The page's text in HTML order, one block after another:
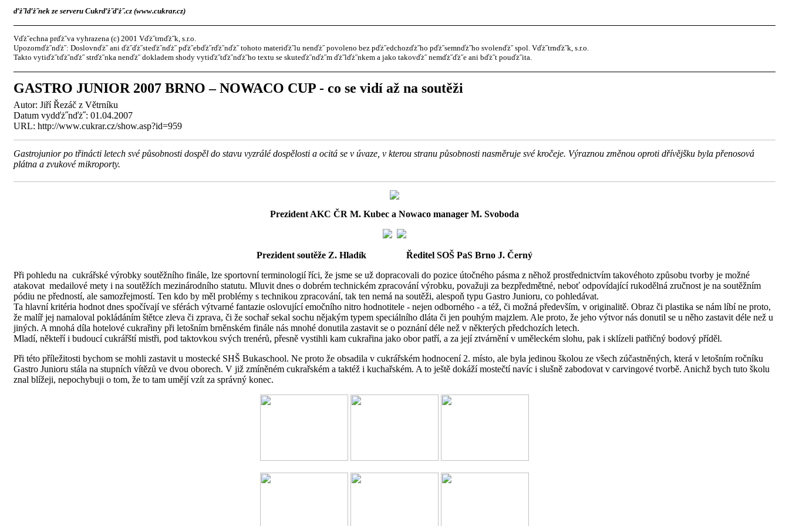
ďż˝lďż˝nek ze serveru Cukrďż˝ďż˝.cz (www.cukrar.cz)
Vďż˝echna prďż˝va vyhrazena (c) 2001 Vďż˝trnďż˝k, s.r.o.
Upozornďż˝nďż˝: Doslovnďż˝ ani ďż˝ďż˝steďż˝nďż˝ pďż˝ebďż˝rďż˝nďż˝ tohoto materiďż˝lu nenďż˝ povoleno bez pďż˝edchozďż˝ho pďż˝semnďż˝ho svolenďż˝ spol. Vďż˝trnďż˝k, s.r.o.
Takto vytiďż˝tďż˝nďż˝ strďż˝nka nenďż˝ dokladem shody vytiďż˝tďż˝nďż˝ho textu se skuteďż˝nďż˝m ďż˝lďż˝nkem a jako takovďż˝ nemďż˝ďż˝e ani bďż˝t pouďż˝ita.
GASTRO JUNIOR 2007 BRNO – NOWACO CUP - co se vidí až na soutěži
Autor: Jiří Řezáč z Větrníku
Datum vydďż˝nďż˝: 01.04.2007
URL: http://www.cukrar.cz/show.asp?id=959
Gastrojunior po třinácti letech své působnosti dospěl do stavu vyzrálé dospělosti a ocitá se v úvaze, v kterou stranu působnosti nasměruje své kročeje. Výraznou změnou oproti dřívějšku byla přenosová
plátna a zvukové mikroporty.
Prezident AKC ČR M. Kubec a Nowaco manager M. Svoboda
Prezident soutěže Z. Hladík Ředitel SOŠ PaS Brno J. Černý
Při pohledu na cukrářské výrobky soutěžního finále, lze sportovní terminologií říci, že jsme se už dopracovali do pozice útočného pásma z něhož prostřednictvím takovéhoto způsobu tvorby je možné
atakovat medailové mety i na soutěžích mezinárodního statutu. Mluvit dnes o dobrém technickém zpracování výrobku, považuji za bezpředmětné, neboť odpovídající rukodělná zručnost je na soutěžním
pódiu ne předností, ale samozřejmostí. Ten kdo by měl problémy s technikou zpracování, tak ten nemá na soutěži, alespoň typu Gastro Junioru, co pohledávat.
Ta hlavní kritéria hodnot dnes spočívají ve sférách výtvarné fantazie oslovující emočního nitro hodnotitele - nejen odborného - a též, či možná především, v originalitě. Obraz či plastika se nám líbí ne proto,
že malíř jej namaloval pokládáním štětce zleva či zprava, či že sochař sekal sochu nějakým typem speciálního dláta či jen pouhým majzlem. Ale proto, že jeho výtvor nás donutil se u něho zastavit déle než u
jiných. A mnohá díla hotelové cukrařiny při letošním brněnském finále nás mnohé donutila zastavit se o poznání déle než v některých předchozích letech.
Mladí, někteří i budoucí cukrářští mistři, pod taktovkou svých trenérů, přesně vystihli kam cukrařina jako obor patří, a za její ztvárnění v uměleckém slohu, pak i sklízeli patřičný bodový příděl.
Při této příležitosti bychom se mohli zastavit u mostecké SHŠ Bukaschool. Ne proto že obsadila v cukrářském hodnocení 2. místo, ale byla jedinou školou ze všech zúčastněných, která v letošním ročníku
Gastro Junioru stála na stupních vítězů ve dvou oborech. V již zmíněném cukrařském a taktéž i kuchařském. A to ještě dokáží mostečtí navíc i slušně zabodovat v carvingové tvorbě. Anichž bych tuto školu
znal blížeji, nepochybuji o tom, že to tam umějí vzít za správný konec.